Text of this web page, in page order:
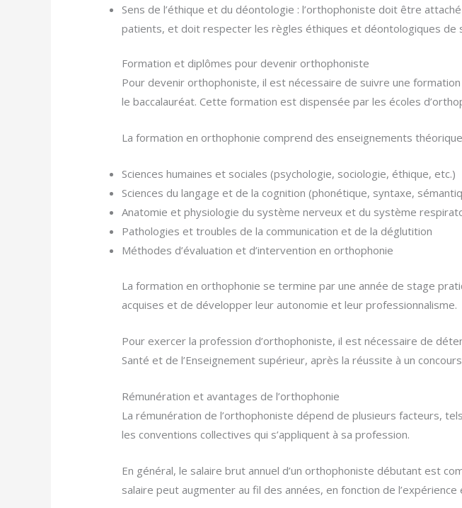
Sens de l’éthique et du déontologie : l’orthophoniste doit être
patients, et doit respecter les règles éthiques et déontologiques de
Formation et diplômes pour devenir orthophoniste
Pour devenir orthophoniste, il est nécessaire de suivre une
le baccalauréat. Cette formation est dispensée par les écoles
La formation en orthophonie comprend des enseignements
Sciences humaines et sociales (psychologie, sociologie, éthique, etc.)
Sciences du langage et de la cognition (phonétique, syntaxe,
Anatomie et physiologie du système nerveux et du système
Pathologies et troubles de la communication et de la déglutition
Méthodes d’évaluation et d’intervention en orthophonie
La formation en orthophonie se termine par une année de stage
acquises et de développer leur autonomie et leur professionnalisme.
Pour exercer la profession d’orthophoniste, il est nécessaire de
Santé et de l’Enseignement supérieur, après la réussite à un
Rémunération et avantages de l’orthophonie
La rémunération de l’orthophoniste dépend de plusieurs facteurs,
les conventions collectives qui s’appliquent à sa profession.
En général, le salaire brut annuel d’un orthophoniste débutant est
salaire peut augmenter au fil des années, en fonction de